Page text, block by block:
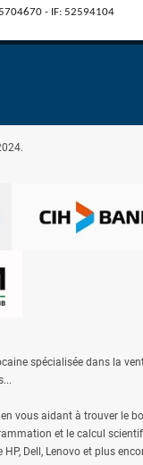
- IF: 52594104
spécialisée dans la
...
vous aidant à trouver le
et le calcul
HP, Dell , Lenovo et plus